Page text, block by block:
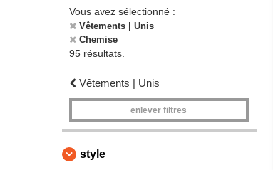
Vous avez sélectionné :
Vêtements | Unis
Chemise
95 résultats.
Vêtements | Unis
enlever filtres
style